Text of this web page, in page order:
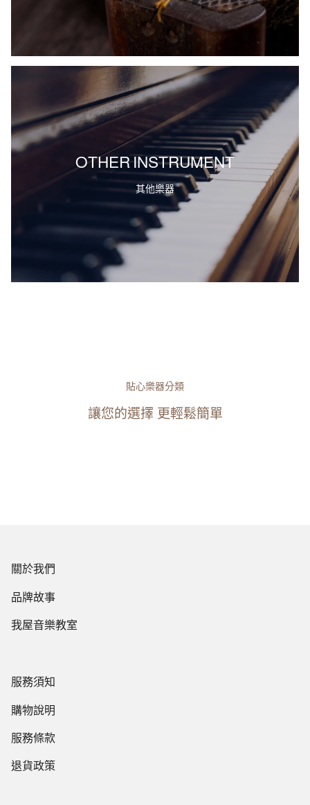
OTHER INSTRUMENT
其他樂器
貼心樂器分類
讓您的選擇 更輕鬆簡單
關於我們
品牌故事
我屋音樂教室
服務須知
購物說明
服務條款
退貨政策